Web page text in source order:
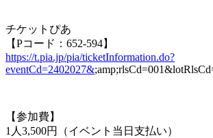
チケットぴあ
【Pコード：652-594】
https://t.pia.jp/pia/ticketInformation.do?
eventCd=2402027&
【参加費】
1人3,500円（イベント当日支払い）